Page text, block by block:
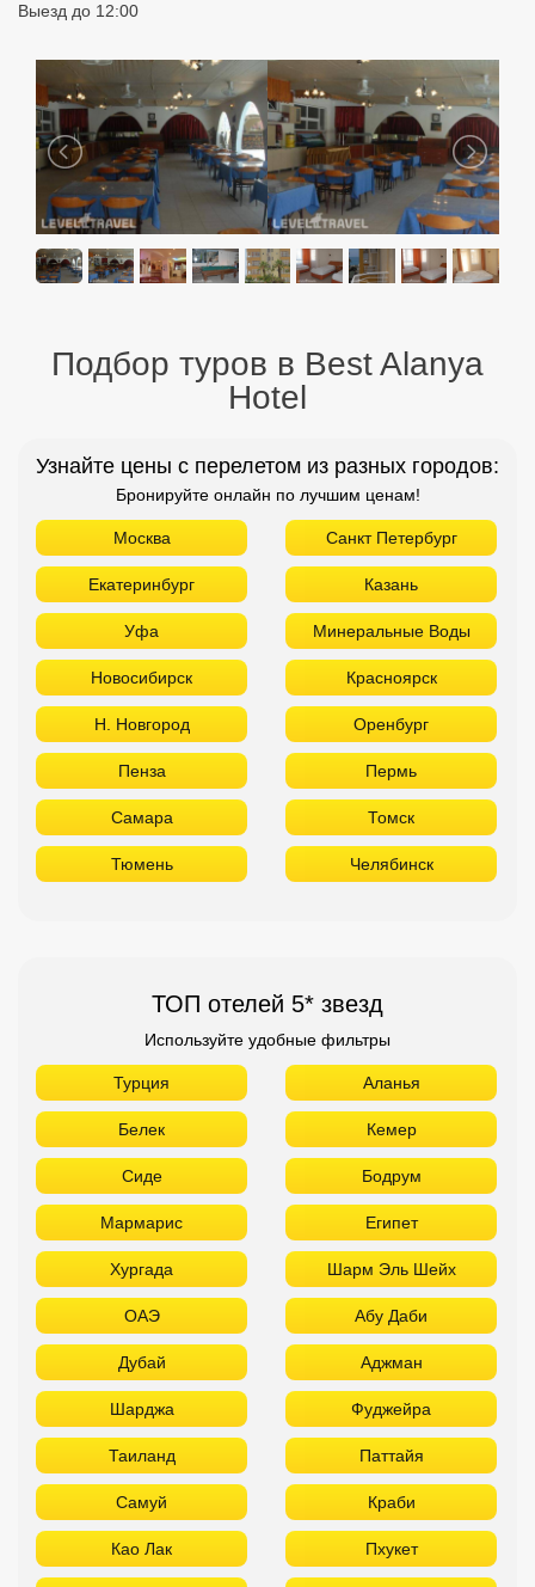
Выезд до 12:00
Подбор туров в Best Alanya
Hotel
Узнайте цены с перелетом из разных городов:
Бронируйте онлайн по лучшим ценам!
Москва Санкт Петербург
Екатеринбург Казань
Уфа Минеральные Воды
Новосибирск Красноярск
Н. Новгород Оренбург
Пенза Пермь
Самара Томск
Тюмень Челябинск
ТОП отелей 5* звезд
Используйте удобные фильтры
Турция Аланья
Белек Кемер
Сиде Бодрум
Мармарис Египет
Хургада Шарм Эль Шейх
ОАЭ Абу Даби
Дубай Аджман
Шарджа Фуджейра
Таиланд Паттайя
Самуй Краби
Као Лак Пхукет